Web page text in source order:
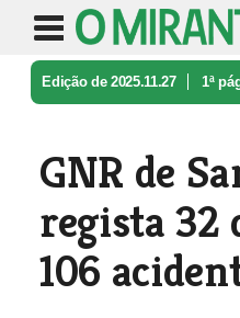
Edição de 2025.11.27 1ª
GNR de
regista 32
106